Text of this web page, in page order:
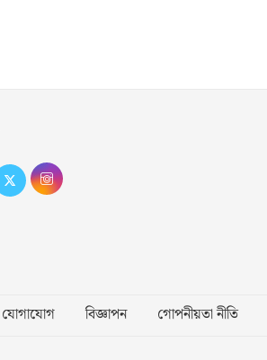
যোগাযোগ বিজ্ঞাপন গোপনীয়তা নীতি